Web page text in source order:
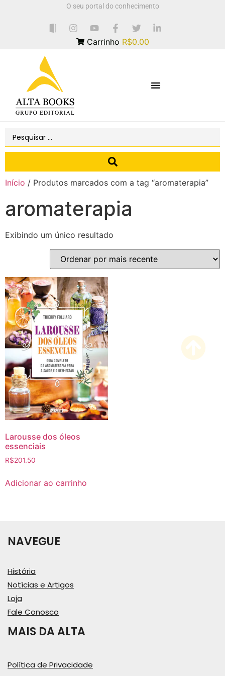
O seu portal do conhecimento
Carrinho R$0.00
Início / Produtos marcados com a tag “aromaterapia”
aromaterapia
Exibindo um único resultado
Larousse dos óleos
essenciais
R$201.50
Adicionar ao carrinho
NAVEGUE
História
Notícias e Artigos
Loja
Fale Conosco
MAIS DA ALTA
Política de Privacidade